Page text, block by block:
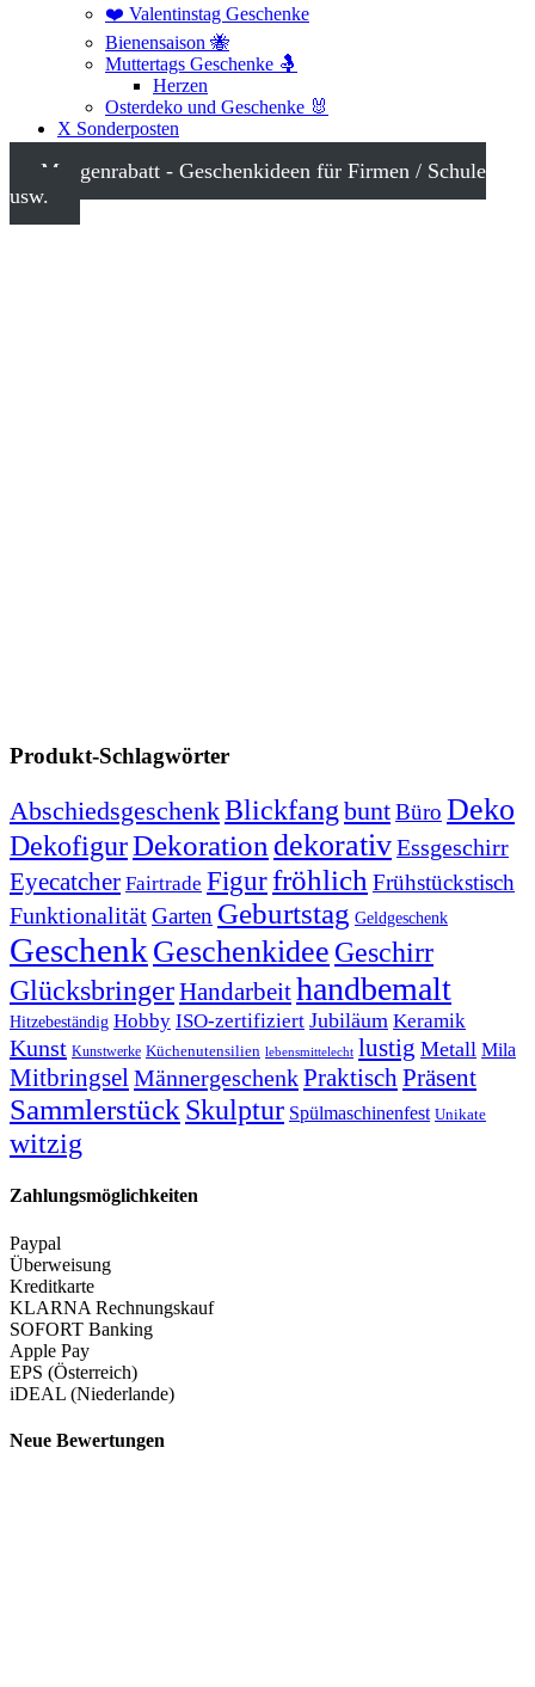
❤️ Valentinstag Geschenke
Bienensaison 🐝
Muttertags Geschenke 🤱
Herzen
Osterdeko und Geschenke 🐰
X Sonderposten
Mengenrabatt - Geschenkideen für Firmen / Schule
usw.
Produkt-Schlagwörter
AbschiedsgeschenkBlickfang buntBüro Deko
DekofigurDekoration dekorativEssgeschirr
Eyecatcher Fairtrade Figurfröhlich Frühstückstisch
FunktionalitätGarten Geburtstag Geldgeschenk
Geschenk Geschenkidee Geschirr
GlücksbringerHandarbeithandbemalt
Hitzebeständig Hobby ISO-zertifiziert Jubiläum Keramik
Kunst Kunstwerke Küchenutensilien lebensmittelecht lustig Metall Mila
MitbringselMännergeschenkPraktischPräsent
Sammlerstück Skulptur Spülmaschinenfest Unikate
witzig
Zahlungsmöglichkeiten
Paypal
Überweisung
Kreditkarte
KLARNA Rechnungskauf
SOFORT Banking
Apple Pay
EPS (Österreich)
iDEAL (Niederlande)
Neue Bewertungen